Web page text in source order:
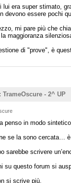
lui era super stimato,
devono essere pochi
mi pare più che
maggioranza
di "prove", è
TrameOscure - 2^ UP
penso in modo sintetico.
se la sono cercata…
sarebbe scrivere
su questo forum si
si scrive più.